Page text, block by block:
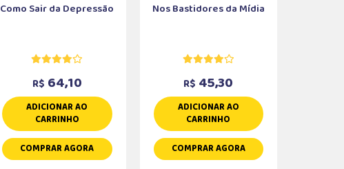
Como Sair da Depressão
R$ 64,10
ADICIONAR AO
CARRINHO
COMPRAR AGORA
Nos Bastidores da Mídia
R$ 45,30
ADICIONAR AO
CARRINHO
COMPRAR AGORA